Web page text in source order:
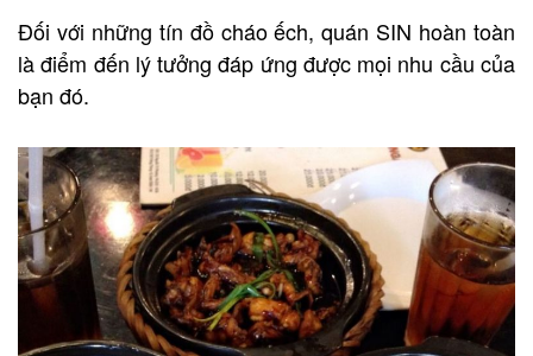
Đối với những tín đồ cháo ếch, quán SIN hoàn toàn
là điểm đến lý tưởng đáp ứng được mọi nhu cầu của
bạn đó.